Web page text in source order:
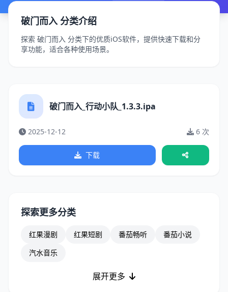
破门而入 分类介绍
探索 破门而入 分类下的优质iOS软件，提供快速下载和分
享功能，适合各种使用场景。
破门而入_行动小队_1.3.3.ipa
2025-12-12 6 次
下载
探索更多分类
红果漫剧 红果短剧 番茄畅听
番茄小说
汽水音乐
展开更多